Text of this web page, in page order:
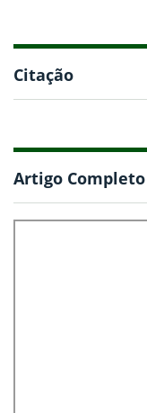
Citação
Artigo Completo